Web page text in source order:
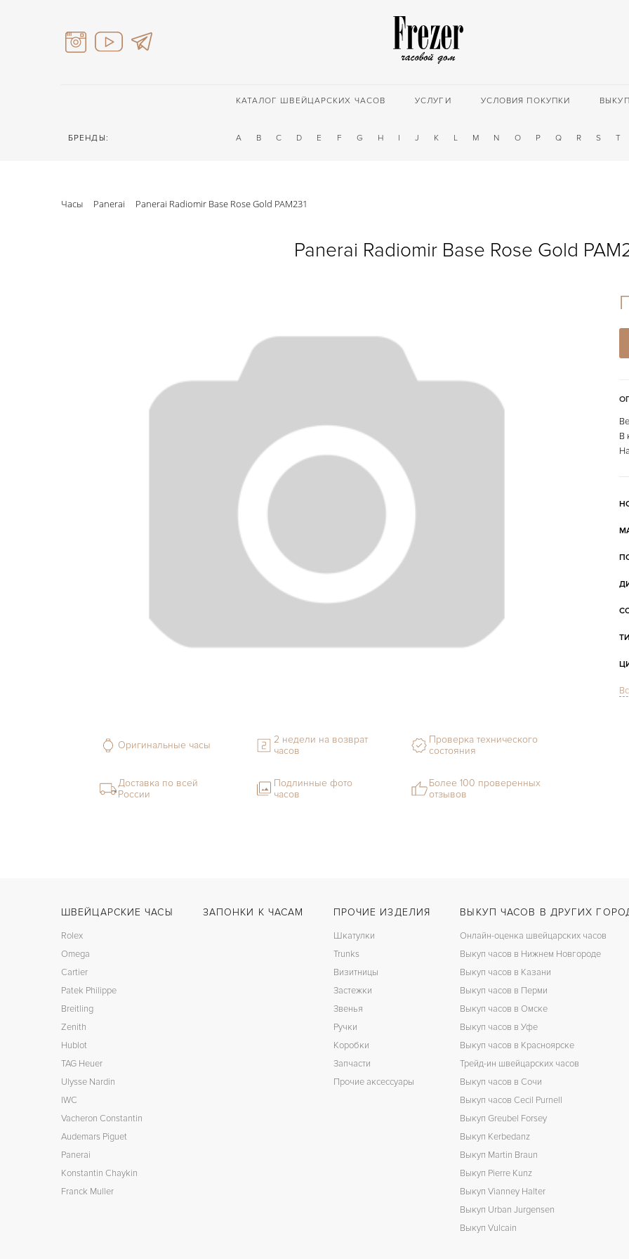
КАТАЛОГ ШВЕЙЦАРСКИХ ЧАСОВ УСЛУГИ УСЛОВИЯ ПОКУПКИ ВЫКУП
БРЕНДЫ: A B C D E F G H I J K L M N O P Q R S T
Часы Panerai Panerai Radiomir Base Rose Gold PAM231
Panerai Radiomir Base Rose Gold
В
Оригинальные часы
2 недели на возврат
часов
Проверка технического
состояния
Доставка по всей
России
Подлинные фото
часов
Более 100 проверенных
отзывов
ШВЕЙЦАРСКИЕ ЧАСЫ
Rolex
Omega
Cartier
Patek Philippe
Breitling
Zenith
Hublot
TAG Heuer
Ulysse Nardin
IWC
Vacheron Constantin
Audemars Piguet
Panerai
Konstantin Chaykin
Franck Muller
ЗАПОНКИ К ЧАСАМ ПРОЧИЕ ИЗДЕЛИЯ
Шкатулки
Trunks
Визитницы
Застежки
Звенья
Ручки
Коробки
Запчасти
Прочие аксессуары
ВЫКУП ЧАСОВ В ДРУГИХ
Онлайн-оценка швейцарских часов
Выкуп часов в Нижнем Новгороде
Выкуп часов в Казани
Выкуп часов в Перми
Выкуп часов в Омске
Выкуп часов в Уфе
Выкуп часов в Красноярске
Трейд-ин швейцарских часов
Выкуп часов в Сочи
Выкуп часов Cecil Purnell
Выкуп Greubel Forsey
Выкуп Kerbedanz
Выкуп Martin Braun
Выкуп Pierre Kunz
Выкуп Vianney Halter
Выкуп Urban Jurgensen
Выкуп Vulcain